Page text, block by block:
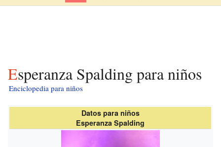
Esperanza Spalding para niños
Enciclopedia para niños
Datos para niños
Esperanza Spalding